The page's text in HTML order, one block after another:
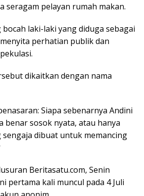
seragam pelayan rumah makan.
laki-laki yang diduga sebagai
perhatian publik dan
dikaitkan dengan nama
Siapa sebenarnya Andini
benar sosok nyata, atau hanya
dibuat untuk memancing
Beritasatu.com, Senin
pertama kali muncul pada 4 Juli